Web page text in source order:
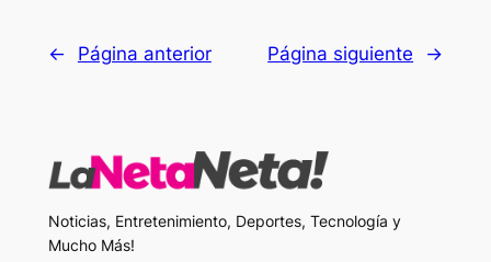
← Página anterior Página siguiente →
Noticias, Entretenimiento, Deportes, Tecnología y
Mucho Más!